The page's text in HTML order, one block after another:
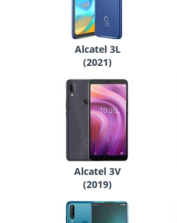
Alcatel 3L
(2021)
Alcatel 3V
(2019)